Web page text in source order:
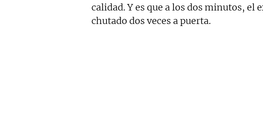
calidad. Y es que a los dos minutos, el
chutado dos veces a puerta.